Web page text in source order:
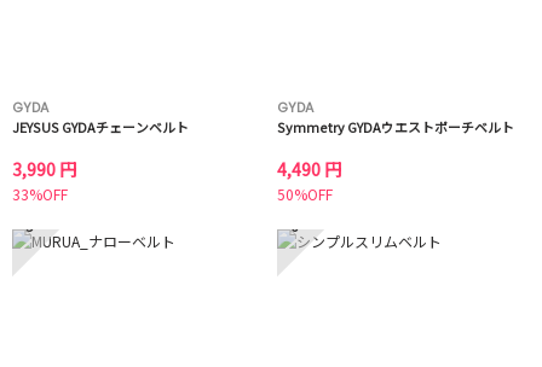
GYDA
JEYSUS GYDAチェーンベルト
3,990 円
33%OFF
GYDA
Symmetry GYDAウエストポーチベルト
4,490 円
50%OFF
5 6